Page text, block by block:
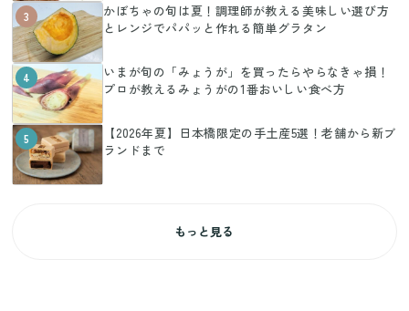
3
かぼちゃの旬は夏！調理師が教える美味しい選び方
とレンジでパパッと作れる簡単グラタン
4
いまが旬の「みょうが」を買ったらやらなきゃ損！
プロが教えるみょうがの1番おいしい食べ方
5
【2026年夏】日本橋限定の手土産5選！老舗から新ブ
ランドまで
もっと見る